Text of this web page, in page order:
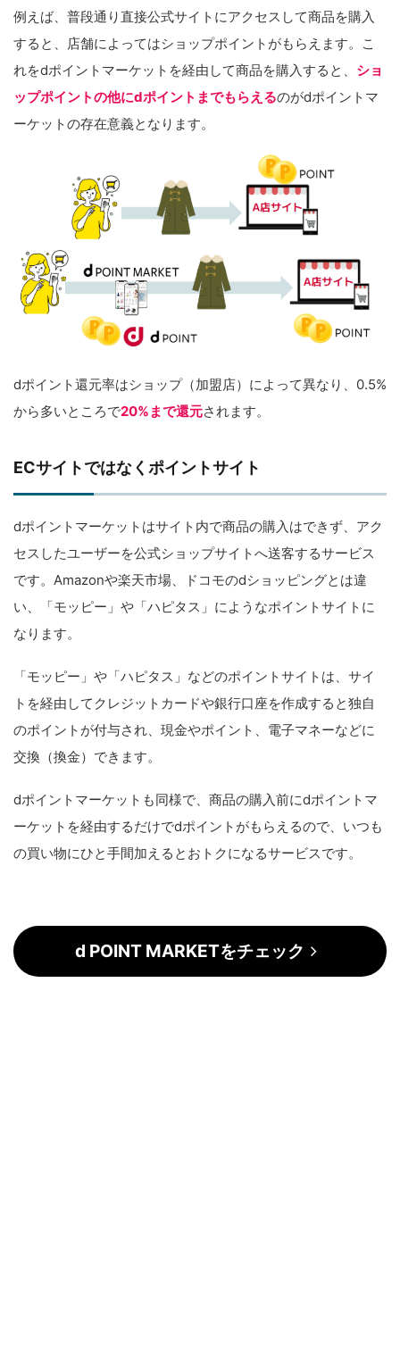
例えば、普段通り直接公式サイトにアクセスして商品を購入
すると、店舗によってはショップポイントがもらえます。こ
れをdポイントマーケットを経由して商品を購入すると、 ショ
ップポイントの他にdポイントまでもらえるのがdポイントマ
ーケットの存在意義となります。
dポイント還元率はショップ（加盟店）によって異なり、0.5%
から多いところで20%まで還元されます。
ECサイトではなくポイントサイト
dポイントマーケットはサイト内で商品の購入はできず、アク
セスしたユーザーを公式ショップサイトへ送客するサービス
です。Amazonや楽天市場、ドコモのdショッピングとは違
い、「モッピー」や「ハピタス」にようなポイントサイトに
なります。
「モッピー」や「ハピタス」などのポイントサイトは、サイ
トを経由してクレジットカードや銀行口座を作成すると独自
のポイントが付与され、現金やポイント、電子マネーなどに
交換（換金）できます。
dポイントマーケットも同様で、商品の購入前にdポイントマ
ーケットを経由するだけでdポイントがもらえるので、いつも
の買い物にひと手間加えるとおトクになるサービスです。
d POINT MARKETをチェック